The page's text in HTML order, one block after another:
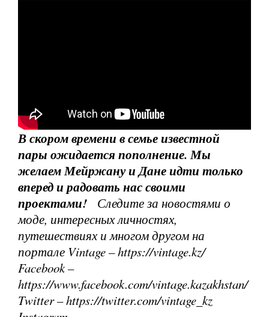
В скором времени в семье известной
пары ожидается пополнение. Мы
желаем Мейржану и Дане идти только
вперед и радовать нас своими
проектами!
Следите за новостями о
моде, интересных личностях,
путешествиях и многом другом на
портале Vintage – https://vintage.kz/
Facebook –
https://www.facebook.com/vintage.kazakhstan/
Twitter – https://twitter.com/vintage_kz